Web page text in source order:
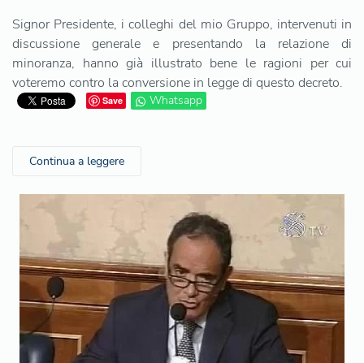
Signor Presidente, i colleghi del mio Gruppo, intervenuti in
discussione generale e presentando la relazione di
minoranza, hanno già illustrato bene le ragioni per cui
voteremo contro la conversione in legge di questo decreto.
Save Whatsapp
Continua a leggere